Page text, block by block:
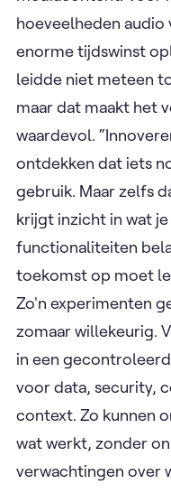
hoeveelheden audio
enorme tijdswinst
leidde niet meteen
maar dat maakt het
waardevol.
ontdekken dat iets
gebruik. Maar zelfs
krijgt inzicht in wat
functionaliteiten
toekomst op moet
Zo'n experimenten
zomaar willekeurig.
in een
voor data, security,
context. Zo kunnen
wat werkt, zonder
verwachtingen over